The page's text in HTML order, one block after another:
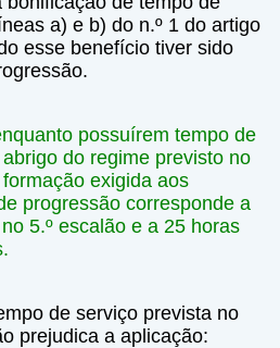
a) e b) do n.º 1 do artigo
esse benefício tiver sido
possuírem tempo de
do regime previsto no
exigida aos
progressão corresponde a
5.º escalão e a 25 horas
de serviço prevista no
prejudica a aplicação: